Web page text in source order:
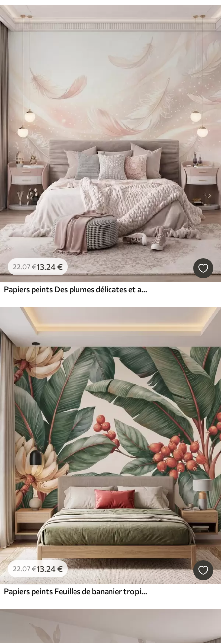
22.07€13.24€
Papiers peints Des plumes délicates et aériennes, nimbées d'une brume rose-pêche aux reflets chatoyants
22.07€13.24€
Papiers peints Feuilles de bananier tropicales ornées de grappes de baies de café rouges, style aquarelle